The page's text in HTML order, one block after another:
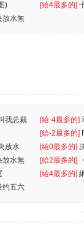
) [給4最多的]
放水無
我总裁
[給-4最多的]
离
[給-2最多的]
放水
[給0最多的]
放水無 [給2最多的]
[給4最多的]
约五六